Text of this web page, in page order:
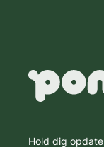
Hold dig